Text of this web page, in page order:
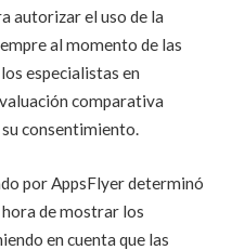
autorizar el uso de la
al momento de las
especialistas en
comparativa
consentimiento.
por AppsFlyer determinó
de mostrar los
en cuenta que las